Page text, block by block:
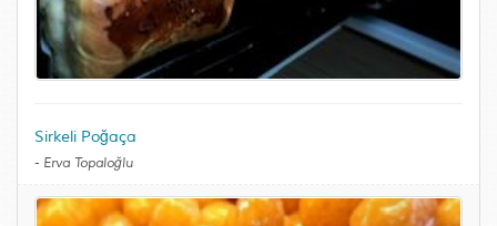
Sirkeli Poğaça
- Erva Topaloğlu